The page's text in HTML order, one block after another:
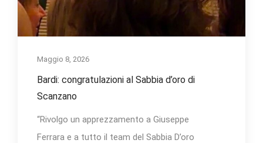
Maggio 8, 2026
Bardi: congratulazioni al Sabbia d’oro di
Scanzano
“Rivolgo un apprezzamento a Giuseppe
Ferrara e a tutto il team del Sabbia D’oro